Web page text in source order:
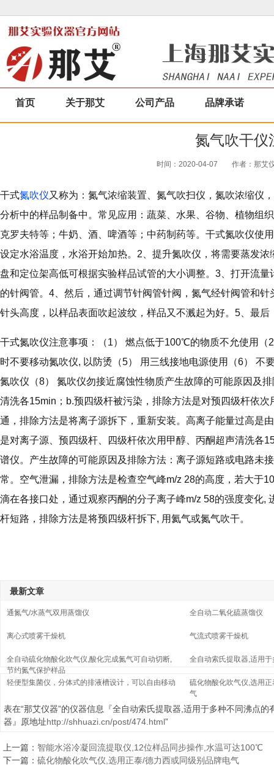
首页 关于那艾 公司产品 品牌承诺
氮气吹干仪
时间：2020-04-07 作者：那艾
干式氮吹仪又称为：氮气浓缩装置、氮气吹扫仪，氮吹浓缩仪
分析中的样品制备中。常见应用：蔬菜、水果、谷物、植物组
克罗夫特等；牛奶、酒、啤酒等；中药制药等。干式氮吹仪使
设定水浴温度，水浴开始加热。2、提升氮吹仪，将需要蒸发
盘和定位架高低可根据实验样品试管的大小调整。3、打开流
的针阀管。4、然后，通过调节针阀管针阀，氮气经针阀管和
针头高度，以样品表面吹起波纹，样品又不溅起为好。5、最
干式氮吹仪注意事项：（1） 燃点低于100℃的物质不允使用
时不要移动氮吹仪, 以防烫（5） 用三线接地电源使用（6）
氮吹仪（8） 氮吹仪勿接近腐蚀性物质产生故障的可能原因及
清洗各15min；b.预四级杆被污染，排除方法是对预四级杆依
通，排除方法是将离子源拆下，重新安装。高离子能量过高是
是对离子源、预四级杆、四级杆依次用甲醇、丙酮超声清洗各
谱仪。产生故障的可能原因及排除方法：离子源短路或电路未
常。空气泄漏，排除方法是检查空气峰m/z 28的高度，若大于
滴在各接口处，通过观察丙酮的分子离子峰m/z 58的强度变化
杆短路，排除方法是将预四级杆拆下, 用氦气或氮气吹干。
最新文章
通氮气/水蒸气双用蒸馏仪 全自动二氧化硫蒸馏仪
离心式喷雾干燥机 气流式喷雾干燥机
全自动硫化物酸化吹气仪,酸化完成氮气可自动切断,
节约氮气保护样品
全自动索氏提取器,适用
轻便型集菌仪，分体式的排液槽设计，可以自由移动
硫化物酸化吹气仪,选用
气
表在“那艾仪器”的仪器信息『全自动索氏提取器,适用于多种不同沸点的
器』原地址http://shhuazi.cn/post/474.html”
上一篇： 智能水浴冷凝回流提取仪,12位样品同步操作,水温可达100℃
下一篇： 硫化物酸化吹气仪,选用正泰/德力西或同级别品牌电气